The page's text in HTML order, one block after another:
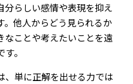
分らしい感情や表現を抑え
。他人からどう見られるか
なことや考えたいことを遠
。
、単に正解を出せる力では